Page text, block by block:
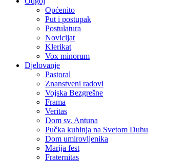
Općenito
Put i postupak
Postulatura
Novicijat
Klerikat
Vox minorum
Djelovanje
Pastoral
Znanstveni radovi
Vojska Bezgrešne
Frama
Veritas
Dom sv. Antuna
Pučka kuhinja na Svetom Duhu
Dom umirovljenika
Marija fest
Fraternitas